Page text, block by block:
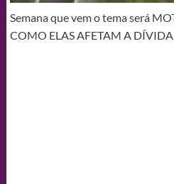
Semana que vem o tema será
COMO ELAS AFETAM A